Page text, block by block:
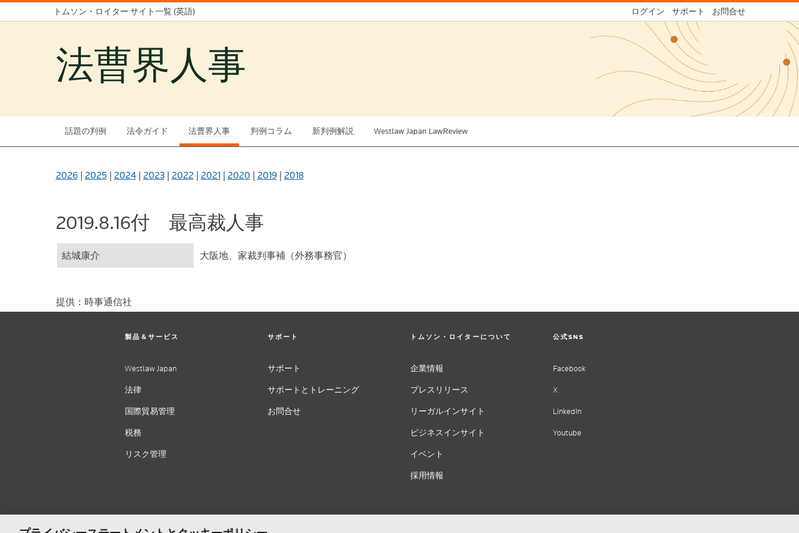
トムソン・ロイター サイト一覧 (英語) ログイン サポート お問合せ
法曹界人事
話題の判例 法令ガイド 法曹界人事 判例コラム 新判例解説 Westlaw Japan LawReview
2026| 2025| 2024| 2023| 2022 | 2021| 2020 | 2019 | 2018
2019.8.16付 最高裁人事
結城康介 大阪地、家裁判事補（外務事務官）
提供：時事通信社
製品＆サービス
Westlaw Japan
法律
国際貿易管理
税務
リスク管理
サポート
サポート
サポートとトレーニング
お問合せ
トムソン・ロイターについて
企業情報
プレスリリース
リーガルインサイト
ビジネスインサイト
イベント
採用情報
公式SNS
Facebook
X
LinkedIn
Youtube